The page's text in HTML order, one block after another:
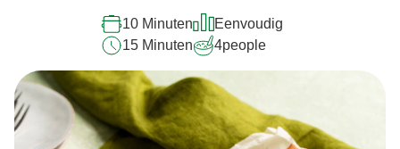
10 Minuten
Eenvoudig
15 Minuten
4people